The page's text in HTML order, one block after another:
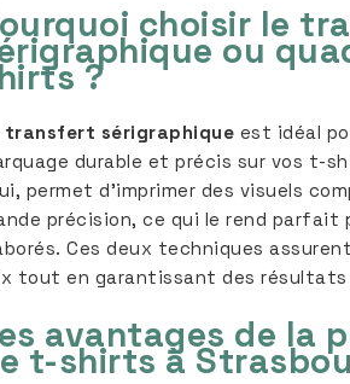
choisir le
ou
?
transfert sérigraphique est idéal
durable et précis sur vos t-
permet d’imprimer des visuels
précision, ce qui le rend parfait
Ces deux techniques
tout en garantissant des résultats
avantages de la
t-shirts à